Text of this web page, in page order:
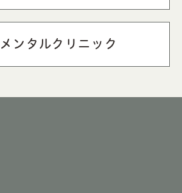
ンタルクリニック